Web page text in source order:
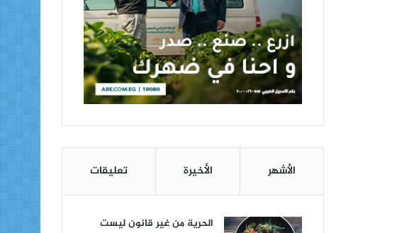
الأشهر الأخيرة تعليقات
الحرية من غير قانون ليست